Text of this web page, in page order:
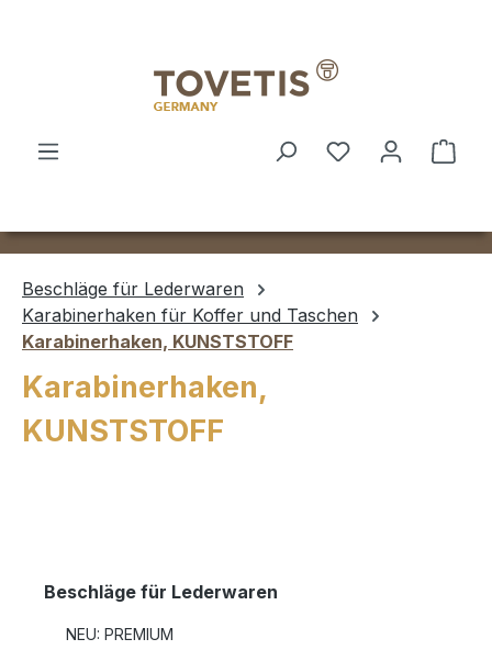
Beschläge für Lederwaren
Karabinerhaken für Koffer und Taschen
Karabinerhaken, KUNSTSTOFF
Karabinerhaken,
KUNSTSTOFF
Beschläge für Lederwaren
NEU: PREMIUM